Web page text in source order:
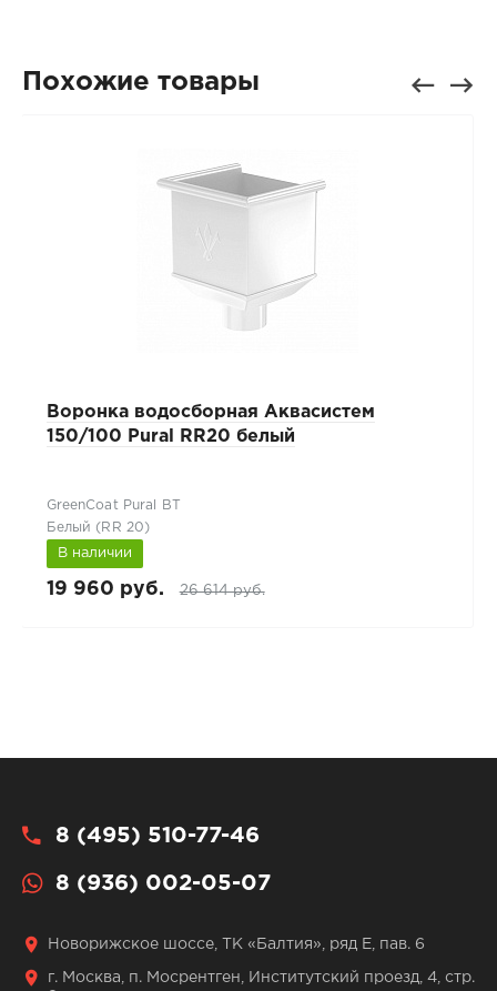
Похожие товары
Воронка водосборная Аквасистем
150/100 Pural RR20 белый
GreenCoat Pural BT
Белый (RR 20)
В наличии
19 960 руб. 26 614 руб.
8 (495) 510-77-46
8 (936) 002-05-07
Новорижское шоссе, ТК «Балтия», ряд Е, пав. 6
г. Москва, п. Мосрентген, Институтский проезд, 4, стр.